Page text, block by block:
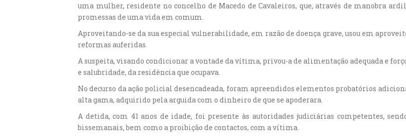
uma mulher, residente no concelho de Macedo de Cavaleiros, que, através de manobra
promessas de uma vida em comum.
Aproveitando-se da sua especial vulnerabilidade, em razão de doença grave, usou em
reformas auferidas.
A suspeita, visando condicionar a vontade da vítima, privou-a de alimentação adequada e
e salubridade, da residência que ocupava.
No decurso da ação policial desencadeada, foram apreendidos elementos probatórios
alta gama, adquirido pela arguida com o dinheiro de que se apoderara.
A detida, com 41 anos de idade, foi presente às autoridades judiciárias competentes,
bissemanais, bem como a proibição de contactos, com a vítima.